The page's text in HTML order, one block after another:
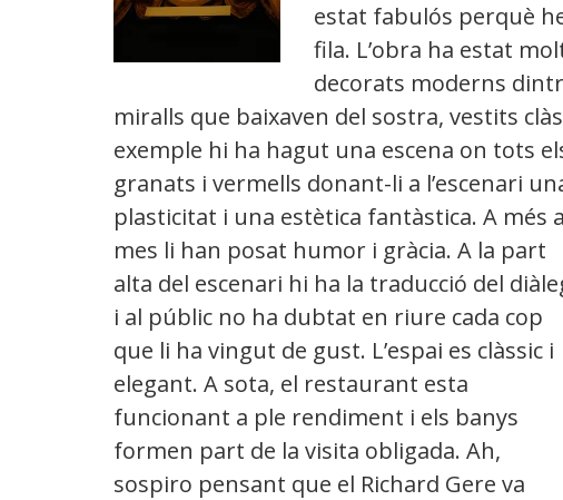
estat fabulós perquè
fila. L’obra ha estat
decorats moderns
miralls que baixaven del sostra, vestits
exemple hi ha hagut una escena on tots
granats i vermells donant-li a l’escenari
plasticitat i una estètica fantàstica. A més a
mes li han posat humor i gràcia. A la part
alta del escenari hi ha la traducció del
i al públic no ha dubtat en riure cada cop
que li ha vingut de gust. L’espai es clàssic i
elegant. A sota, el restaurant esta
funcionant a ple rendiment i els banys
formen part de la visita obligada. Ah,
sospiro pensant que el Richard Gere va